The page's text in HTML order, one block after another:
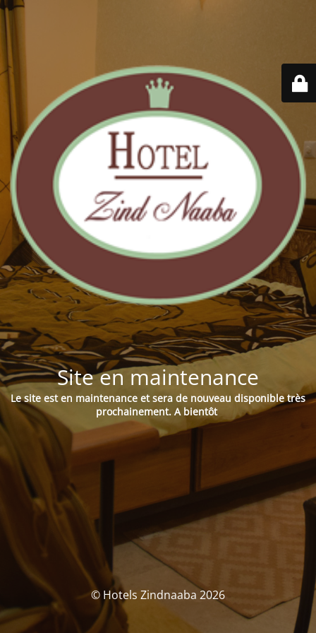
Site en maintenance
Le site est en maintenance et sera de nouveau disponible très
prochainement. A bientôt
© Hotels Zindnaaba 2026